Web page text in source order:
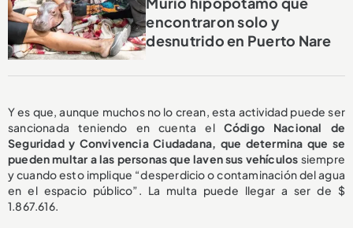
encontraron solo y
desnutrido en Puerto Nare
Y es que, aunque muchos no lo crean, esta actividad puede ser
sancionada teniendo en cuenta el Código Nacional de
Seguridad y Convivencia Ciudadana, que determina que se
pueden multar a las personas que laven sus vehículos siempre
y cuando esto implique “desperdicio o contaminación del agua
en el espacio público”. La multa puede llegar a ser de $
1.867.616.